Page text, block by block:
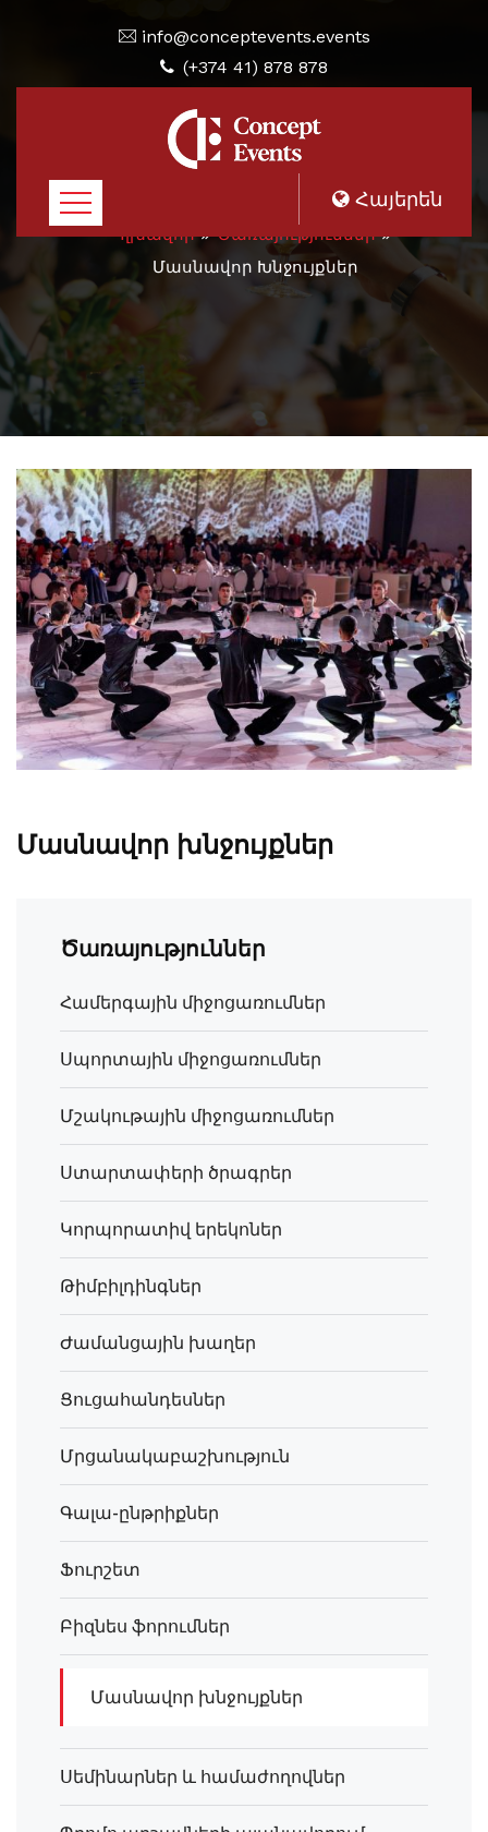
info@conceptevents.events
(+374 41) 878 878
Հայերեն
Գլխավոր
Ծառայություններ
Մասնավոր Խնջույքներ
Մասնավոր խնջույքներ
Ծառայություններ
Համերգային միջոցառումներ
Սպորտային միջոցառումներ
Մշակութային միջոցառումներ
Ստարտափերի ծրագրեր
Կորպորատիվ երեկոներ
Թիմբիլդինգներ
Ժամանցային խաղեր
Ցուցահանդեսներ
Մրցանակաբաշխություն
Գալա-ընթրիքներ
Ֆուրշետ
Բիզնես ֆորումներ
Մասնավոր խնջույքներ
Սեմինարներ և համաժողովներ